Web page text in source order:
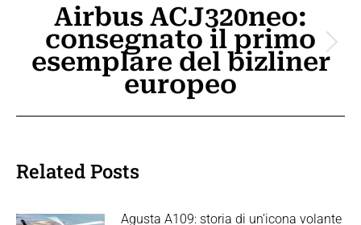
Prossimo
post:
Airbus ACJ320neo:
consegnato il primo
esemplare del bizliner
europeo
Related Posts
Agusta A109: storia di un’icona volante